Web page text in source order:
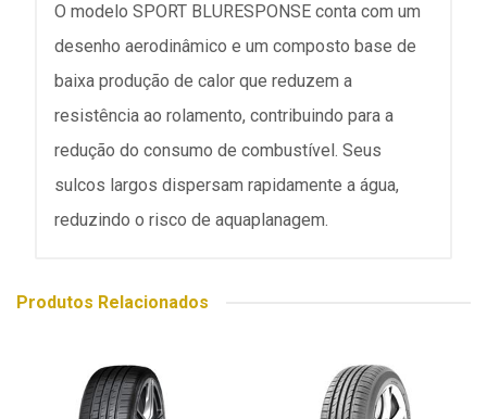
O modelo SPORT BLURESPONSE conta com um
desenho aerodinâmico e um composto base de
baixa produção de calor que reduzem a
resistência ao rolamento, contribuindo para a
redução do consumo de combustível. Seus
sulcos largos dispersam rapidamente a água,
reduzindo o risco de aquaplanagem.
Produtos Relacionados